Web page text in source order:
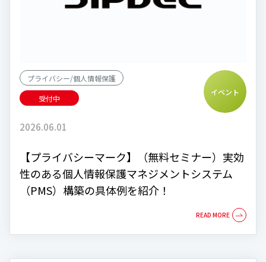
プライバシー/個人情報保護
受付中
イベント
2026.06.01
【プライバシーマーク】（無料セミナー）実効
性のある個人情報保護マネジメントシステム
（PMS）構築の具体例を紹介！